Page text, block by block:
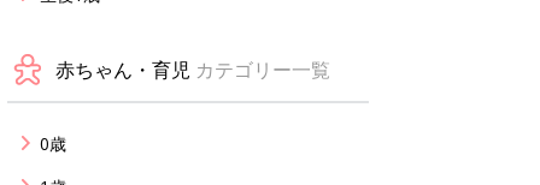
赤ちゃん・育児 カテゴリー一覧
0歳